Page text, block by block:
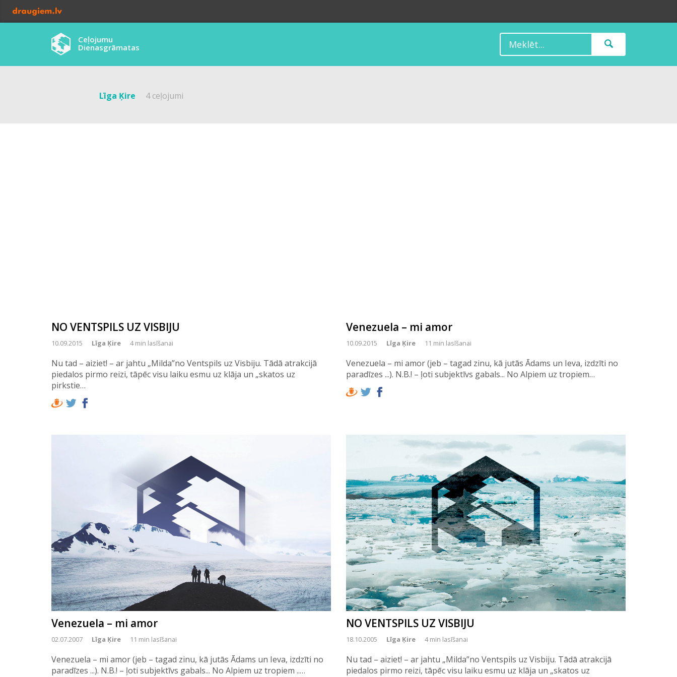
Ceļojumu
Dienasgrāmatas
Līga Ķire 4 ceļojumi
NO VENTSPILS UZ VISBIJU
10.09.2015 Līga Ķire 4 min lasīšanai
Nu tad – aiziet! – ar jahtu „Milda”no Ventspils uz Visbiju. Tādā atrakcijā
piedalos pirmo reizi, tāpēc visu laiku esmu uz klāja un „skatos uz
pirkstie…
Venezuela – mi amor
10.09.2015 Līga Ķire 11 min lasīšanai
Venezuela – mi amor (jeb – tagad zinu, kā jutās Ādams un Ieva, izdzīti no
paradīzes ...). N.B.! – ļoti subjektīvs gabals... No Alpiem uz tropiem…
Venezuela – mi amor
02.07.2007 Līga Ķire 11 min lasīšanai
Venezuela – mi amor (jeb – tagad zinu, kā jutās Ādams un Ieva, izdzīti no
paradīzes ...). N.B.! – ļoti subjektīvs gabals... No Alpiem uz tropiem ..…
NO VENTSPILS UZ VISBIJU
18.10.2005 Līga Ķire 4 min lasīšanai
Nu tad – aiziet! – ar jahtu „Milda”no Ventspils uz Visbiju. Tādā atrakcijā
piedalos pirmo reizi, tāpēc visu laiku esmu uz klāja un „skatos uz